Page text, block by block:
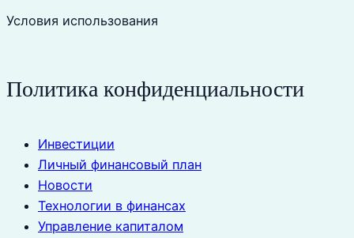
Условия использования
Политика конфиденциальности
Инвестиции
Личный финансовый план
Новости
Технологии в финансах
Управление капиталом